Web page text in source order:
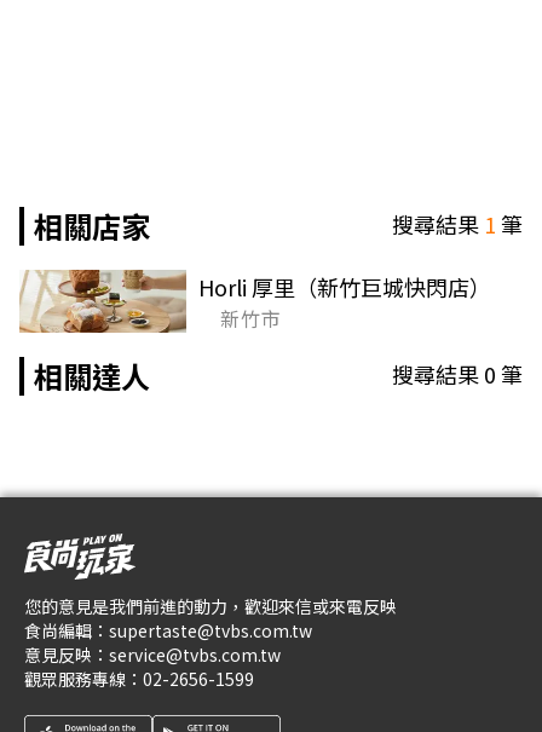
相關店家 搜尋結果 1筆
Horli 厚里（新竹巨城快閃店）
新竹市
相關達人 搜尋結果0筆
您的意見是我們前進的動力，歡迎來信或來電反映
食尚編輯： supertaste@tvbs.com.tw
意見反映： service@tvbs.com.tw
觀眾服務專線： 02-2656-1599